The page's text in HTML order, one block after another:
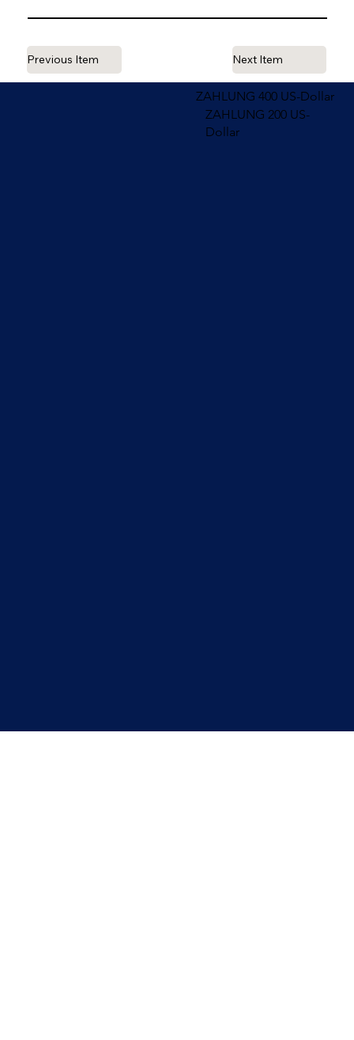
Previous Item Next Item
ZAHLUNG 400 US-Dollar
ZAHLUNG 200 US-
Dollar